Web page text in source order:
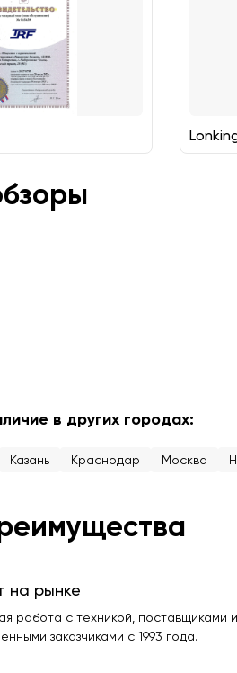
в других городах:
Казань Краснодар Москва
на рынке
работа с техникой, поставщиками и
заказчиками с 1993 года.